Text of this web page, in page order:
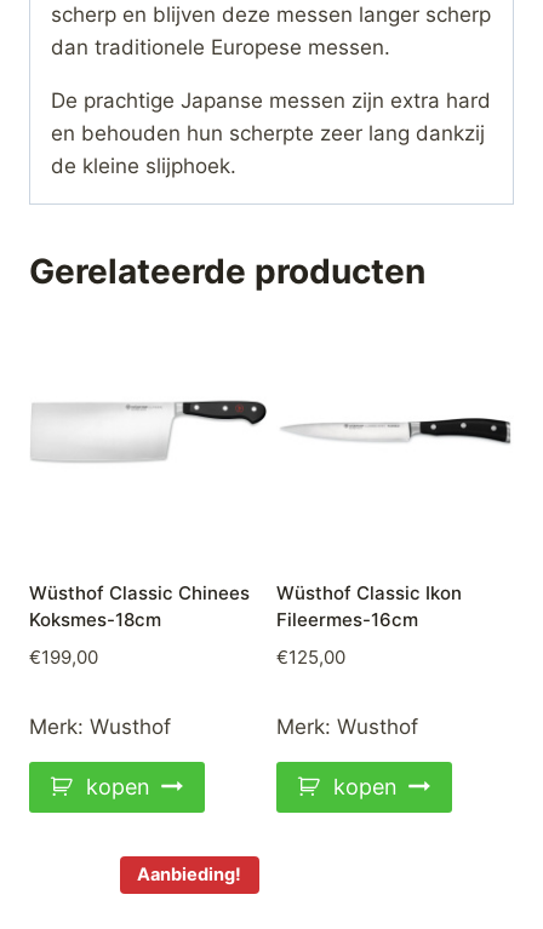
scherp en blijven deze messen langer scherp
dan traditionele Europese messen.
De prachtige Japanse messen zijn extra hard
en behouden hun scherpte zeer lang dankzij
de kleine slijphoek.
Gerelateerde producten
Wüsthof Classic Chinees
Koksmes-18cm
€199,00
Merk: Wusthof
kopen
Wüsthof Classic Ikon
Fileermes-16cm
€125,00
Merk: Wusthof
kopen
Aanbieding!